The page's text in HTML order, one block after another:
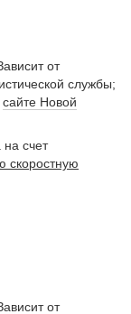
от
службы;
сайте Новой
на счет
скоростную
от